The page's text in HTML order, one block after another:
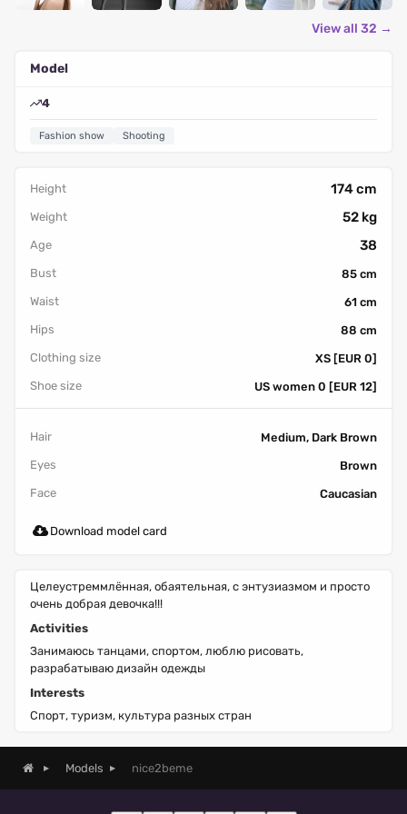
View all 32 →
Model
4
Fashion show Shooting
Height 174 cm
Weight 52 kg
Age 38
Bust
85 cm
Waist
61 cm
Hips
88 cm
Clothing size
XS [EUR 0]
Shoe size
US women 0 [EUR 12]
Hair
Medium, Dark Brown
Eyes
Brown
Face
Caucasian
Download model card
Целеустреммлённая, обаятельная, с энтузиазмом и просто
очень добрая девочка!!!
Activities
Занимаюсь танцами, спортом, люблю рисовать,
разрабатываю дизайн одежды
Interests
Спорт, туризм, культура разных стран
Models nice2beme